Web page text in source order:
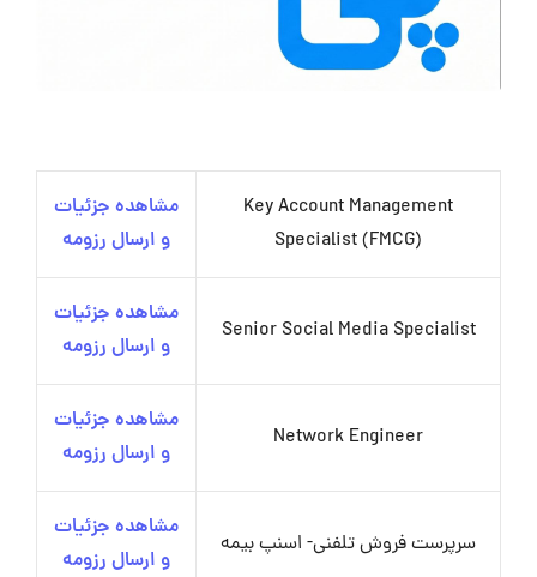
Key Account Management
Specialist (FMCG)
مشاهده جزئیات
و ارسال رزومه
Senior Social Media Specialist
مشاهده جزئیات
و ارسال رزومه
Network Engineer
مشاهده جزئیات
و ارسال رزومه
سرپرست فروش تلفنی- اسنپ بیمه
مشاهده جزئیات
و ارسال رزومه